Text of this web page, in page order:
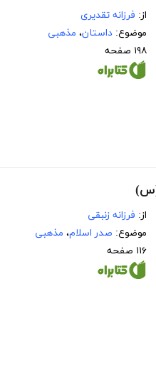
از: فرزانه تقدیری
موضوع: داستان، مذهبی
۱۹۸ صفحه
(س)
از: فرزانه زنبقی
موضوع: صدر اسلام، مذهبی
۱۱۶ صفحه